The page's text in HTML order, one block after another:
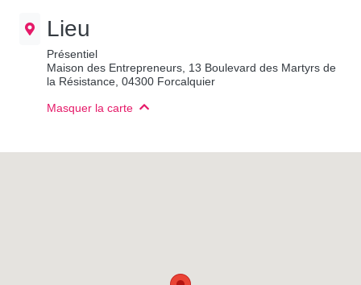
Lieu
Présentiel
Maison des Entrepreneurs, 13 Boulevard des Martyrs de
la Résistance, 04300 Forcalquier
Masquer la carte